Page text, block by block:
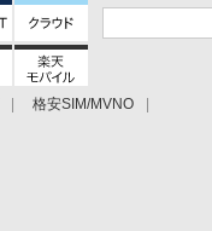
格安SIM/MVNO